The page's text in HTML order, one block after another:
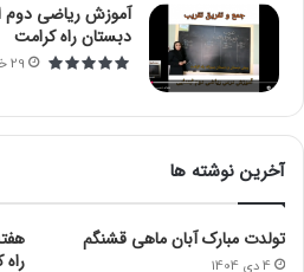
آموزش ریاضی دوم
دبستان راه کرامت
29 خرداد 1396
آخرین نوشته ها
تولدت مبارک آبان ماهی قشنگم
4 دی 1404
راه